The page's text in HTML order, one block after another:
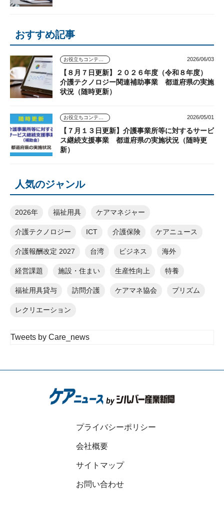
おすすめ記事
お役立ちコンテンツ 2026/06/03
【８月７日更新】２０２６年度（令和８年度）
介護テクノロジー関連補助事業 都道府県の実施
状況（随時更新）
お役立ちコンテンツ 2026/05/01
【７月１３日更新】介護事業所等に対するサービ
ス継続支援事業 都道府県の実施状況（随時更
新）
人気のジャンル
2026年 福祉用具 ケアマネジャー
介護テクノロジー ICT 介護保険 ケアニュース
介護報酬改定 2027 台湾 ビジネス 海外
経営課題 施設・住まい 生産性向上 特養
福祉用具貸与 訪問介護 ケアマネ協会 プリズム
レクリエーション
Tweets by Care_news
プライバシーポリシー
会社概要
サイトマップ
お問い合わせ